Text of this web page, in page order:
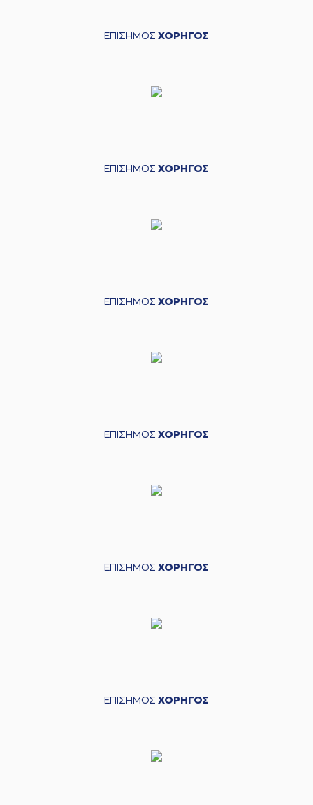
ΕΠΙΣΗΜΟΣ ΧΟΡΗΓΟΣ
ΕΠΙΣΗΜΟΣ ΧΟΡΗΓΟΣ
ΕΠΙΣΗΜΟΣ ΧΟΡΗΓΟΣ
ΕΠΙΣΗΜΟΣ ΧΟΡΗΓΟΣ
ΕΠΙΣΗΜΟΣ ΧΟΡΗΓΟΣ
ΕΠΙΣΗΜΟΣ ΧΟΡΗΓΟΣ